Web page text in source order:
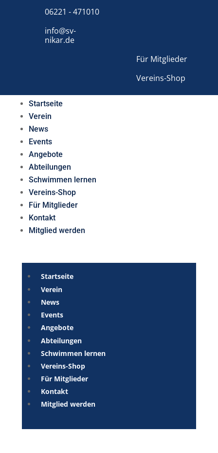
06221 - 471010
info@sv-
nikar.de
Für Mitglieder
Vereins-Shop
Startseite
Verein
News
Events
Angebote
Abteilungen
Schwimmen lernen
Vereins-Shop
Für Mitglieder
Kontakt
Mitglied werden
Startseite
Verein
News
Events
Angebote
Abteilungen
Schwimmen lernen
Vereins-Shop
Für Mitglieder
Kontakt
Mitglied werden